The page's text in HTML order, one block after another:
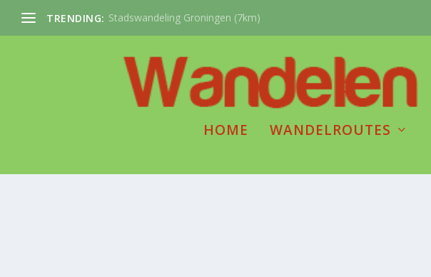
TRENDING: Stadswandeling Groningen (7km)
HOME WANDELROUTES